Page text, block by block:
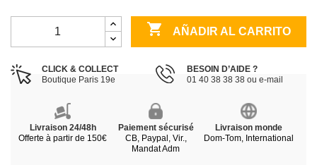
 AÑADIR AL CARRITO
CLICK & COLLECT
Boutique Paris 19e
BESOIN D’AIDE ?
01 40 38 38 38 ou e-mail
Livraison 24/48h
Offerte à partir de 150€
Paiement sécurisé
CB, Paypal, Vir.,
Mandat Adm
Livraison monde
Dom-Tom, International